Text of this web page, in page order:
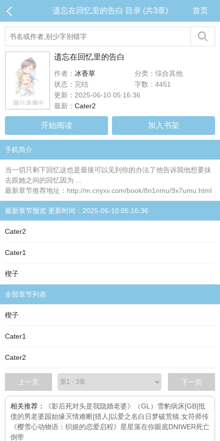
遗忘在回忆里的告白 目录 (共3章) 首页
遗忘在回忆里的告白
作者： 冰香草
分类：综合其他
状态：完结
字数：4451
更新：2025-06-10 05:16:36
最新： Cater2
开始阅读 加入书架
手机简介
当一切只剩下回忆这也是最後可以见到你的办法了他告诉我他想要抹
去跟她之间的回忆因为 ...
最新章节推荐地址：http://m.cnyxv.com/book/8n1nmu/9x7umu.html
最新章节预览 更新时间：2025-06-10 05:16:36
Cater2
Cater1
楔子
全部章节列表
楔子
Cater1
Cater2
上一页 下一页
相关推荐： 《影后死对头是我隐婚老婆》（GL） 雪豹病床[GB]抵
债的男老婆园始缘灭情难断[猎人]以爱之名白日梦破荒镜.女符师传
《樱雪心动物语：织姬的恋爱启程》 星星落在你眼底DNIWER死亡
倒带